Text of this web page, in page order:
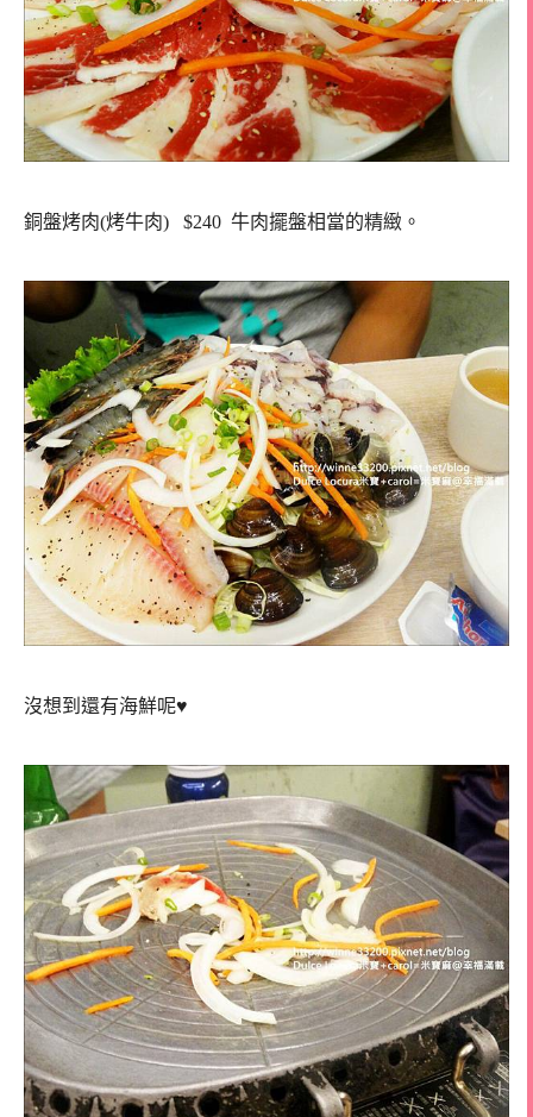
銅盤烤肉(烤牛肉) $240 牛肉擺盤相當的精緻。
沒想到還有海鮮呢♥